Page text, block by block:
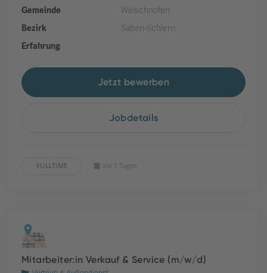
Gemeinde
Welschnofen
Bezirk
Salten-Schlern
Erfahrung
Jetzt bewerben
Jobdetails
FULLTIME Vor 7 Tagen
Mitarbeiter:in Verkauf & Service (m/w/d)